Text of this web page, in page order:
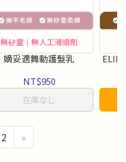
無矽靈｜無人工滑順劑
嫡妥適舞動護髮乳
NT$950
在庫なし
2 »